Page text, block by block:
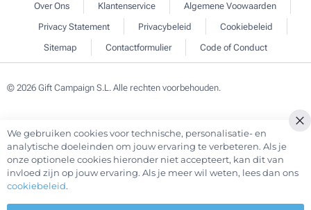
Over Ons Klantenservice
Algemene Voowaarden
Privacy Statement
Privacybeleid
Cookiebeleid
Sitemap
Contactformulier Code of Conduct
© 2026 Gift Campaign S.L. Alle rechten voorbehouden.
We gebruiken cookies voor technische, personalisatie- en
analytische doeleinden om jouw ervaring te verbeteren. Als je
onze optionele cookies hieronder niet accepteert, kan dit van
invloed zijn op jouw ervaring. Als je meer wil weten, lees dan ons
cookiebeleid.